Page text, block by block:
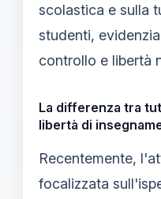
scolastica e sulla
studenti,
controllo e libertà
La differenza tra
libertà di
Recentemente,
focalizzata